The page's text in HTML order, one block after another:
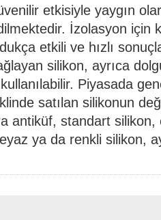
etkisiyle yaygın
İzolasyon için
etkili ve hızlı
silikon, ayrıca
Piyasada
satılan silikonun
antiküf, standart silikon,
ya da renkli silikon,